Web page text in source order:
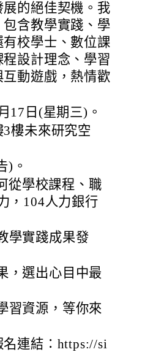
的絕佳契機。我
含教學實踐、學
校學士、數位課
設計理念、學習
動遊戲，熱情歡
17日(星期三)。
樓未來研究空
)。
從學校課程、職
，104人力銀行
學實踐成果發
，選出心目中最
習資源，等你來
名連結：https://si